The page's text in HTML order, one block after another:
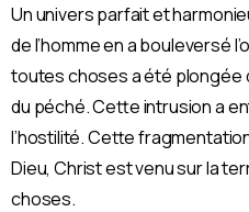
Un univers parfait et
de l’homme en a bouleversé
toutes choses a été plongée
du péché. Cette intrusion a
l’hostilité. Cette
Dieu, Christ est venu sur la
choses.